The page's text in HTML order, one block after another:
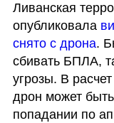
Ливанская
опубликовала
снято с дрона.
сбивать БПЛА,
угрозы. В
дрон может
попадании по